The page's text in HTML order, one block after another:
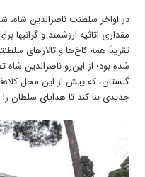
در اواخر سلطنت ناصرالدین شاه،
مقداری اثاثیه ارزشمند و گرانبها
تقریباً همه کاخ‌ها و تالارهای
شده بود؛ از این‌رو ناصرالدین
گلستان، که پیش از این محل
جدیدی بنا کند تا هدایای سلطان